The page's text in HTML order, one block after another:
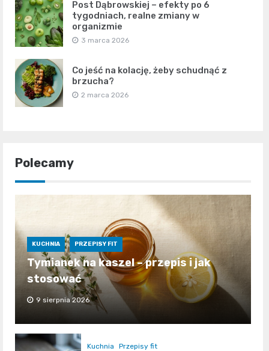
Post Dąbrowskiej – efekty po 6
tygodniach, realne zmiany w
organizmie
3 marca 2026
Co jeść na kolację, żeby schudnąć z
brzucha?
2 marca 2026
Polecamy
KUCHNIA PRZEPISY FIT
Tymianek na kaszel – przepis i jak
stosować
9 sierpnia 2026
Kuchnia Przepisy fit